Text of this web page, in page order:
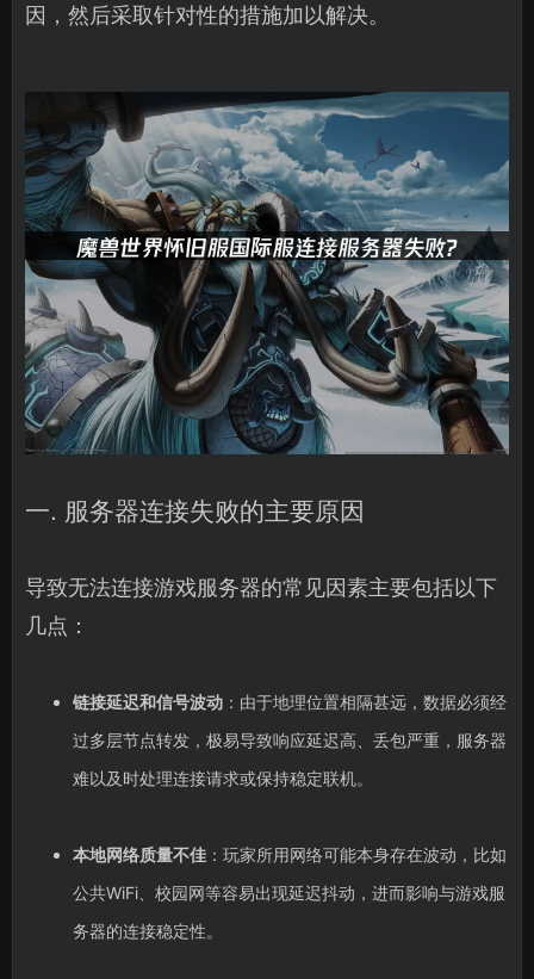
因，然后采取针对性的措施加以解决。
一. 服务器连接失败的主要原因
导致无法连接游戏服务器的常见因素主要包括以下
几点：
链接延迟和信号波动：由于地理位置相隔甚远，数据必须经
过多层节点转发，极易导致响应延迟高、丢包严重，服务器
难以及时处理连接请求或保持稳定联机。
本地网络质量不佳：玩家所用网络可能本身存在波动，比如
公共WiFi、校园网等容易出现延迟抖动，进而影响与游戏服
务器的连接稳定性。